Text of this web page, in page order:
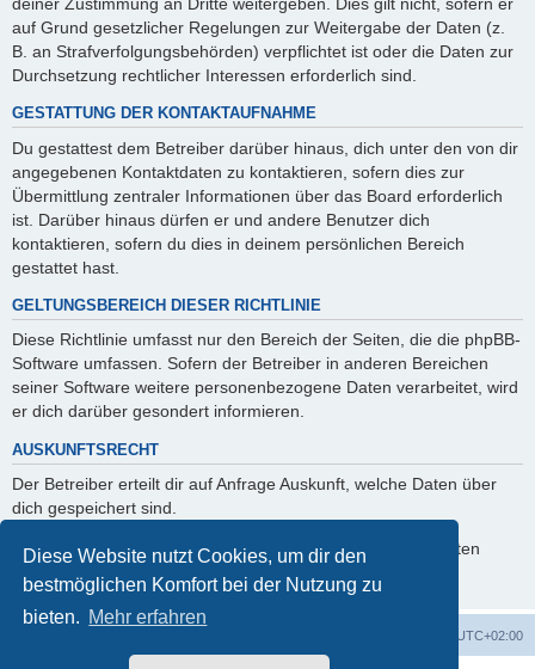
Diese Website nutzt Cookies, um dir den
bestmöglichen Komfort bei der Nutzung zu
bieten. Mehr erfahren
auf Grund gesetzlicher Regelungen zur Weitergabe der Daten (z.
B. an Strafverfolgungsbehörden) verpflichtet ist oder die Daten zur
Durchsetzung rechtlicher Interessen erforderlich sind.
GESTATTUNG DER KONTAKTAUFNAHME
Du gestattest dem Betreiber darüber hinaus, dich unter den von dir
angegebenen Kontaktdaten zu kontaktieren, sofern dies zur
Übermittlung zentraler Informationen über das Board erforderlich
ist. Darüber hinaus dürfen er und andere Benutzer dich
kontaktieren, sofern du dies in deinem persönlichen Bereich
gestattet hast.
GELTUNGSBEREICH DIESER RICHTLINIE
Diese Richtlinie umfasst nur den Bereich der Seiten, die die phpBB-
Software umfassen. Sofern der Betreiber in anderen Bereichen
seiner Software weitere personenbezogene Daten verarbeitet, wird
er dich darüber gesondert informieren.
AUSKUNFTSRECHT
Der Betreiber erteilt dir auf Anfrage Auskunft, welche Daten über
dich gespeichert sind.
Du kannst jederzeit die Löschung bzw. Sperrung deiner Daten
verlangen. Kontaktiere hierzu bitte den Betreiber.
UTC+02:00